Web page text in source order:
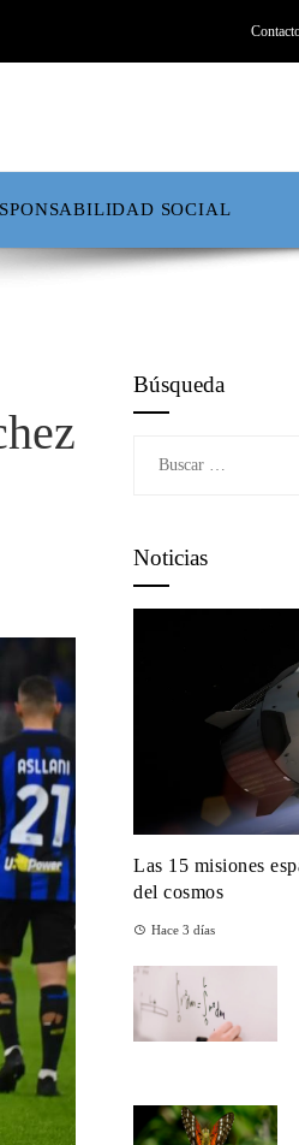
SOCIAL
Búsqueda
Noticias
Las 15 misiones
del cosmos
Hace 3 días